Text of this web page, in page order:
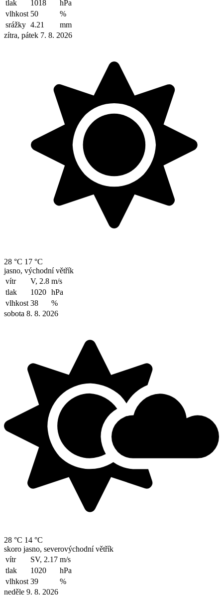
tlak 1018
hPa
vlhkost 50
%
srážky 4.21
mm
zítra, pátek 7. 8. 2026
28 °C 17 °C
jasno, východní větřík
vítr
V, 2.8 m/s
tlak
1020 hPa
vlhkost 38
%
sobota 8. 8. 2026
28 °C 14 °C
skoro jasno, severovýchodní větřík
vítr
SV, 2.17 m/s
tlak
1020
hPa
vlhkost 39
%
neděle 9. 8. 2026